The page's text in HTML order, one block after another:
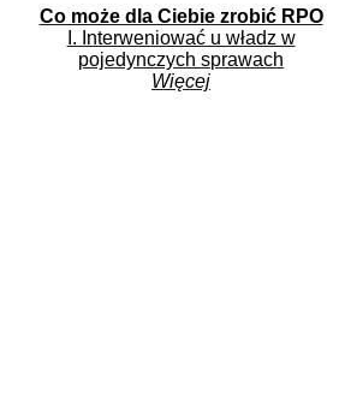
Co może dla Ciebie zrobić RPO
I. Interweniować u władz w
pojedynczych sprawach
Więcej